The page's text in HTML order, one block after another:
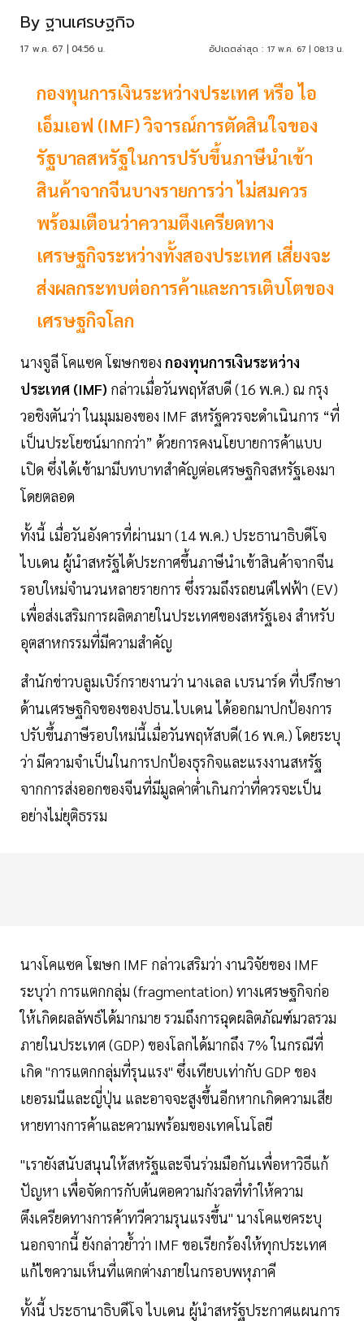
By ฐานเศรษฐกิจ
17 พ.ค. 67 | 04:56 น. อัปเดตล่าสุด : 17 พ.ค. 67 | 08:13 น.
กองทุนการเงินระหว่างประเทศ หรือ ไอ
เอ็มเอฟ (IMF) วิจารณ์การตัดสินใจของ
รัฐบาลสหรัฐในการปรับขึ้นภาษีนำเข้า
สินค้าจากจีนบางรายการว่า ไม่สมควร
พร้อมเตือนว่าความตึงเครียดทาง
เศรษฐกิจระหว่างทั้งสองประเทศ เสี่ยงจะ
ส่งผลกระทบต่อการค้าและการเติบโตของ
เศรษฐกิจโลก
นางจูลี โคแซค โฆษกของ กองทุนการเงินระหว่าง
ประเทศ (IMF) กล่าวเมื่อวันพฤหัสบดี (16 พ.ค.) ณ กรุง
วอชิงตันว่า ในมุมมองของ IMF สหรัฐควรจะดำเนินการ “ที่
เป็นประโยชน์มากกว่า” ด้วยการคงนโยบายการค้าแบบ
เปิด ซึ่งได้เข้ามามีบทบาทสำคัญต่อเศรษฐกิจสหรัฐเองมา
โดยตลอด
ทั้งนี้ เมื่อวันอังคารที่ผ่านมา (14 พ.ค.) ประธานาธิบดีโจ
ไบเดน ผู้นำสหรัฐได้ประกาศขึ้นภาษีนำเข้าสินค้าจากจีน
รอบใหม่จำนวนหลายรายการ ซึ่งรวมถึงรถยนต์ไฟฟ้า (EV)
เพื่อส่งเสริมการผลิตภายในประเทศของสหรัฐเอง สำหรับ
อุตสาหกรรมที่มีความสำคัญ
สำนักข่าวบลูมเบิร์กรายงานว่า นางเลล เบรนาร์ด ที่ปรึกษา
ด้านเศรษฐกิจของของปธน.ไบเดน ได้ออกมาปกป้องการ
ปรับขึ้นภาษีรอบใหม่นี้เมื่อวันพฤหัสบดี(16 พ.ค.) โดยระบุ
ว่า มีความจำเป็นในการปกป้องธุรกิจและแรงงานสหรัฐ
จากการส่งออกของจีนที่มีมูลค่าต่ำเกินกว่าที่ควรจะเป็น
อย่างไม่ยุติธรรม
นางโคแซค โฆษก IMF กล่าวเสริมว่า งานวิจัยของ IMF
ระบุว่า การแตกกลุ่ม (fragmentation) ทางเศรษฐกิจก่อ
ให้เกิดผลลัพธ์ได้มากมาย รวมถึงการฉุดผลิตภัณฑ์มวลรวม
ภายในประเทศ (GDP) ของโลกได้มากถึง 7% ในกรณีที่
เกิด "การแตกกลุ่มที่รุนแรง" ซึ่งเทียบเท่ากับ GDP ของ
เยอรมนีและญี่ปุ่น และอาจจะสูงขึ้นอีกหากเกิดความเสีย
หายทางการค้าและความพร้อมของเทคโนโลยี
"เรายังสนับสนุนให้สหรัฐและจีนร่วมมือกันเพื่อหาวิธีแก้
ปัญหา เพื่อจัดการกับต้นตอความกังวลที่ทำให้ความ
ตึงเครียดทางการค้าทวีความรุนแรงขึ้น" นางโคแซคระบุ
นอกจากนี้ ยังกล่าวย้ำว่า IMF ขอเรียกร้องให้ทุกประเทศ
แก้ไขความเห็นที่แตกต่างภายในกรอบพหุภาคี
ทั้งนี้ ประธานาธิบดีโจ ไบเดน ผู้นำสหรัฐประกาศแผนการ